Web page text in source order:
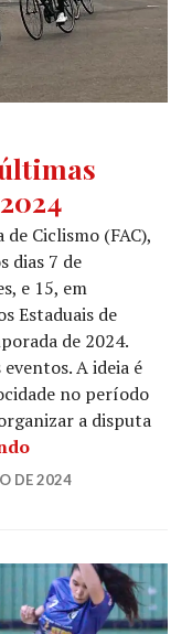
Ciclismo (FAC),
dias 7 de
e 15, em
Estaduais de
de 2024.
A ideia é
no período
a disputa
DE 2024